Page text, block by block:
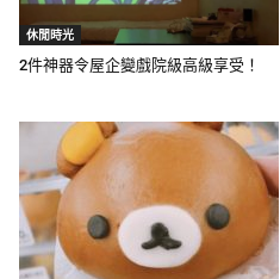
休閒時光
2件神器令屋企變戲院級高級享受！